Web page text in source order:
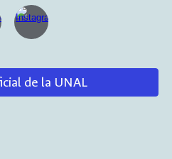
de la UNAL